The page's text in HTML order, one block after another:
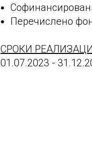
Перечислено
СРОКИ
01.07.2023 -